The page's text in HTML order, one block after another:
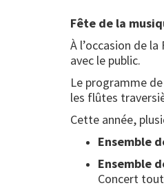
Fête de la
À l’occasion de
avec le public.
Le programme
les flûtes
Cette année,
Ensemble
Ensemble
Concert